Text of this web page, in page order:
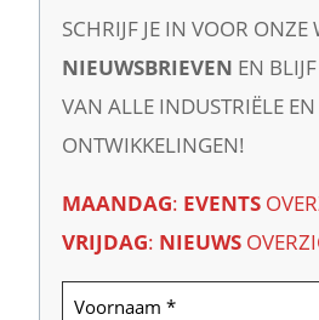
SCHRIJF JE IN VOOR ONZE
NIEUWSBRIEVEN EN
VAN ALLE INDUSTRIËLE
ONTWIKKELINGEN!
MAANDAG: EVENTS
VRIJDAG: NIEUWS